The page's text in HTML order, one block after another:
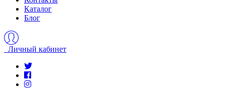
Каталог
Блог
Личный кабинет